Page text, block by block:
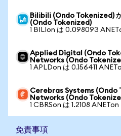
Bilibili (Ondo Tokenized)
(Ondo Tokenized)
1 BILIon は 0.098093
Applied Digital (Ondo
Networks (Ondo
1 APLDon は 0.156411
Cerebras Systems (Ondo
Networks (Ondo
1 CBRSon は 1.2108 ANETon
免責事項